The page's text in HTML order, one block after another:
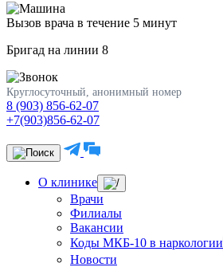
Вызов врача в течение 5 минут
Бригад на линии 8
Круглосуточный, анонимный номер
8 (903) 856-62-07
+7(903)856-62-07
О клинике
Врачи
Филиалы
Вакансии
Коды МКБ-10 в наркологии
Новости